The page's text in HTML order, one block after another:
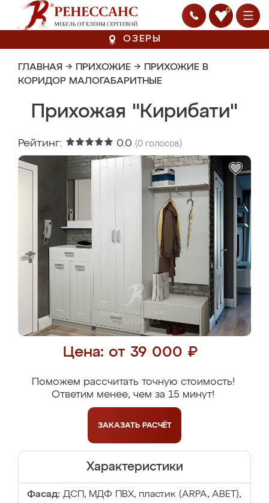
0
ОЗЕРЫ
ГЛАВНАЯ → ПРИХОЖИЕ → ПРИХОЖИЕ В
КОРИДОР МАЛОГАБАРИТНЫЕ
Прихожая "Кирибати"
Рейтинг: 0.0 (0 голосов)
Цена: от 39 000 ₽
Поможем рассчитать точную стоимость!
Ответим менее, чем за 15 минут!
ЗАКАЗАТЬ РАСЧЁТ
Характеристики
Фасад: ДСП, МДФ ПВХ, пластик (ARPA, ABET),